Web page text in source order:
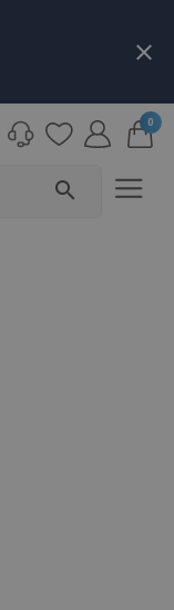
close
search
0